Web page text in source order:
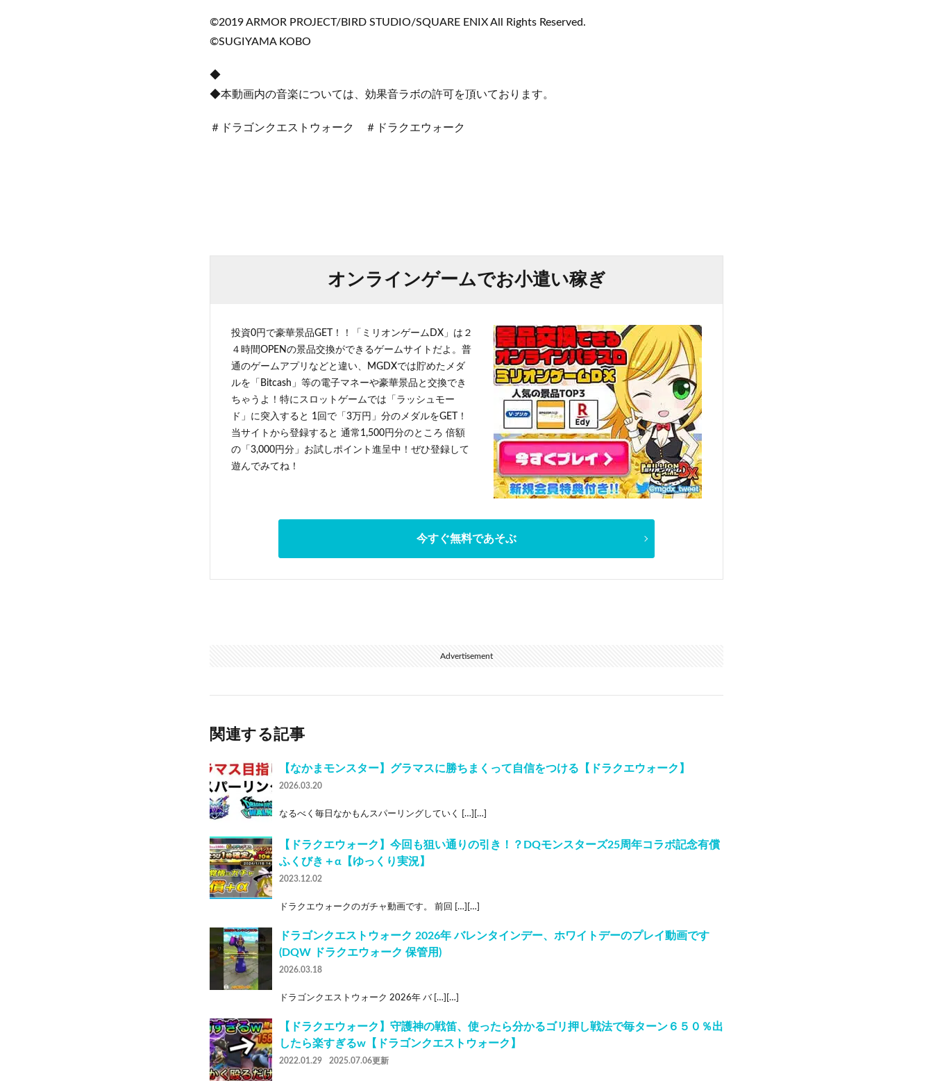
©2019 ARMOR PROJECT/BIRD STUDIO/SQUARE ENIX All Rights Reserved.
©SUGIYAMA KOBO
◆
◆本動画内の音楽については、効果音ラボの許可を頂いております。
＃ドラゴンクエストウォーク ＃ドラクエウォーク
オンラインゲームでお小遣い稼ぎ
投資0円で豪華景品GET！！「ミリオンゲームDX」は２
４時間OPENの景品交換ができるゲームサイトだよ。普
通のゲームアプリなどと違い、MGDXでは貯めたメダ
ルを「Bitcash」等の電子マネーや豪華景品と交換でき
ちゃうよ！特にスロットゲームでは「ラッシュモー
ド」に突入すると 1回で「3万円」分のメダルをGET！
当サイトから登録すると 通常1,500円分のところ 倍額
の「3,000円分」お試しポイント進呈中！ぜひ登録して
遊んでみてね！
今すぐ無料であそぶ
Advertisement
関連する記事
【なかまモンスター】グラマスに勝ちまくって自信をつける【ドラクエウォーク】
2026.03.20
なるべく毎日なかもんスパーリングしていく […][…]
【ドラクエウォーク】今回も狙い通りの引き！？DQモンスターズ25周年コラボ記念有償
ふくびき＋α【ゆっくり実況】
2023.12.02
ドラクエウォークのガチャ動画です。 前回 […][…]
ドラゴンクエストウォーク 2026年 バレンタインデー、ホワイトデーのプレイ動画です
(DQW ドラクエウォーク 保管用)
2026.03.18
ドラゴンクエストウォーク 2026年 バ […][…]
【ドラクエウォーク】守護神の戦笛、使ったら分かるゴリ押し戦法で毎ターン６５０％出
したら楽すぎるw【ドラゴンクエストウォーク】
2022.01.29 2025.07.06更新